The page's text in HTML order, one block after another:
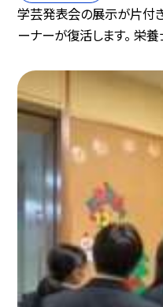
学芸発表会の展示が片付
ーナーが復活します。 栄養